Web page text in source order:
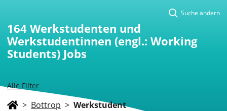
Alle Filter
Suche ändern
164 Werkstudenten und
Werkstudentinnen (engl.: Working
Students) Jobs
> Bottrop > Werkstudent